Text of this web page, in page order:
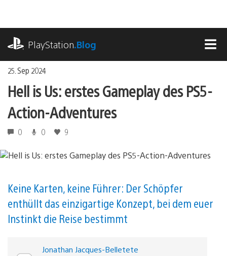
springen
PlayStation.Blog
25. Sep 2024
Hell is Us: erstes Gameplay des PS5-
Action-Adventures
0 0 9
Keine Karten, keine Führer: Der Schöpfer
enthüllt das einzigartige Konzept, bei dem euer
Instinkt die Reise bestimmt
Jonathan Jacques-Belletete